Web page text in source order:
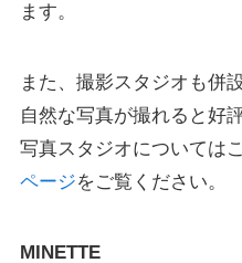
ます。
また、撮影スタジオも併
自然な写真が撮れると好評
写真スタジオについては
ページをご覧ください。
MINETTE